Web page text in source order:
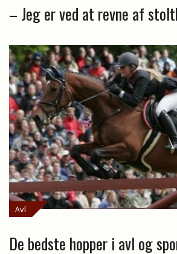
– Jeg er ved at revne af
Avl
De bedste hopper i avl og